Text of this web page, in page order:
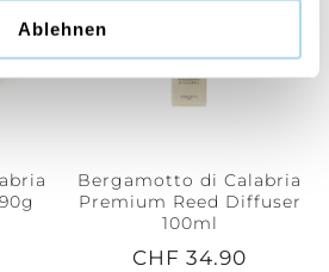
Ablehnen
Bergamotto di Calabria
Premium Reed Diffuser
100ml
CHF 34.90